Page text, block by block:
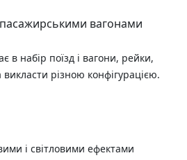
вагонами
в набір поїзд і вагони, рейки,
різною конфігурацією.
і світловими ефектами